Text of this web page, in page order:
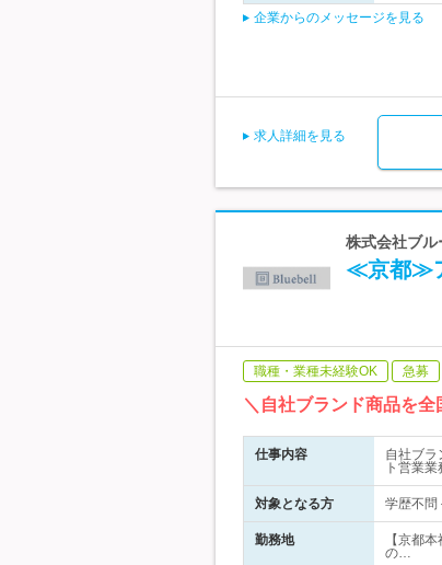
企業からのメッセージを見る
求人詳細を見る
株式会社ブル
≪京都≫
職種・業種未経験OK 急募
＼自社ブランド商品を
仕事内容
自社ブラ
ト営業業
対象となる方 学歴不問
勤務地
【京都
の…